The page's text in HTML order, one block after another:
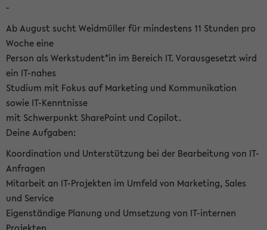
-
Ab August sucht Weidmüller für mindestens 11 Stunden pro
Woche eine
Person als Werkstudent*in im Bereich IT. Vorausgesetzt wird
ein IT-nahes
Studium mit Fokus auf Marketing und Kommunikation
sowie IT-Kenntnisse
mit Schwerpunkt SharePoint und Copilot.
Deine Aufgaben:
Koordination und Unterstützung bei der Bearbeitung von IT-
Anfragen
Mitarbeit an IT-Projekten im Umfeld von Marketing, Sales
und Service
Eigenständige Planung und Umsetzung von IT-internen